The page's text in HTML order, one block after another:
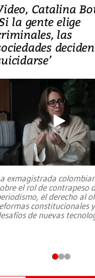
Catalina
la gente elige
las
deciden
exmagistrada
el rol de contrapeso
el derecho al
constitucionales
de nuevas